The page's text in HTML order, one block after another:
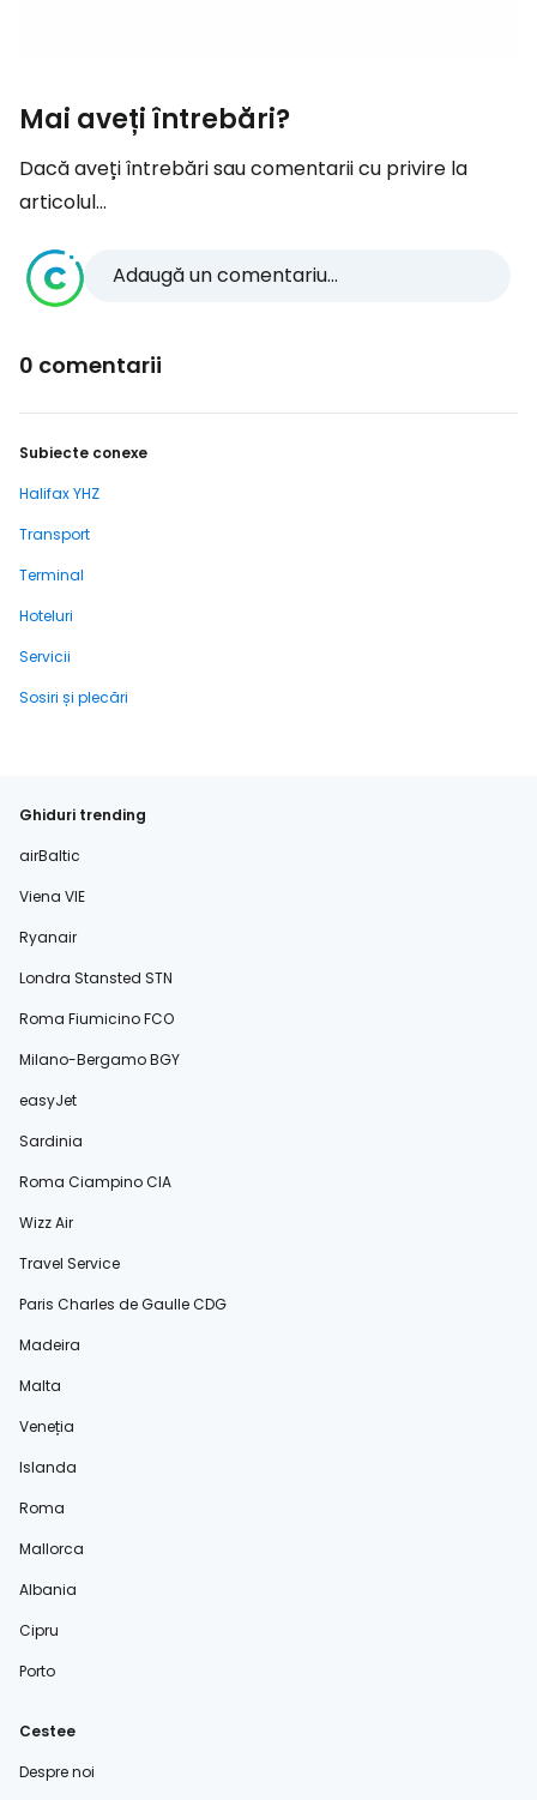
Mai aveți întrebări?
Dacă aveți întrebări sau comentarii cu privire la
articolul...
Adaugă un comentariu...
0 comentarii
Subiecte conexe
Halifax YHZ
Transport
Terminal
Hoteluri
Servicii
Sosiri și plecări
Ghiduri trending
airBaltic
Viena VIE
Ryanair
Londra Stansted STN
Roma Fiumicino FCO
Milano-Bergamo BGY
easyJet
Sardinia
Roma Ciampino CIA
Wizz Air
Travel Service
Paris Charles de Gaulle CDG
Madeira
Malta
Veneția
Islanda
Roma
Mallorca
Albania
Cipru
Porto
Cestee
Despre noi